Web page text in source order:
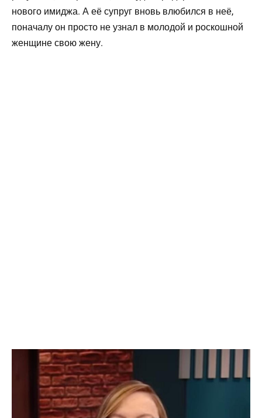
нового имиджа. А её супруг вновь влюбился в неё,
поначалу он просто не узнал в молодой и роскошной
женщине свою жену.